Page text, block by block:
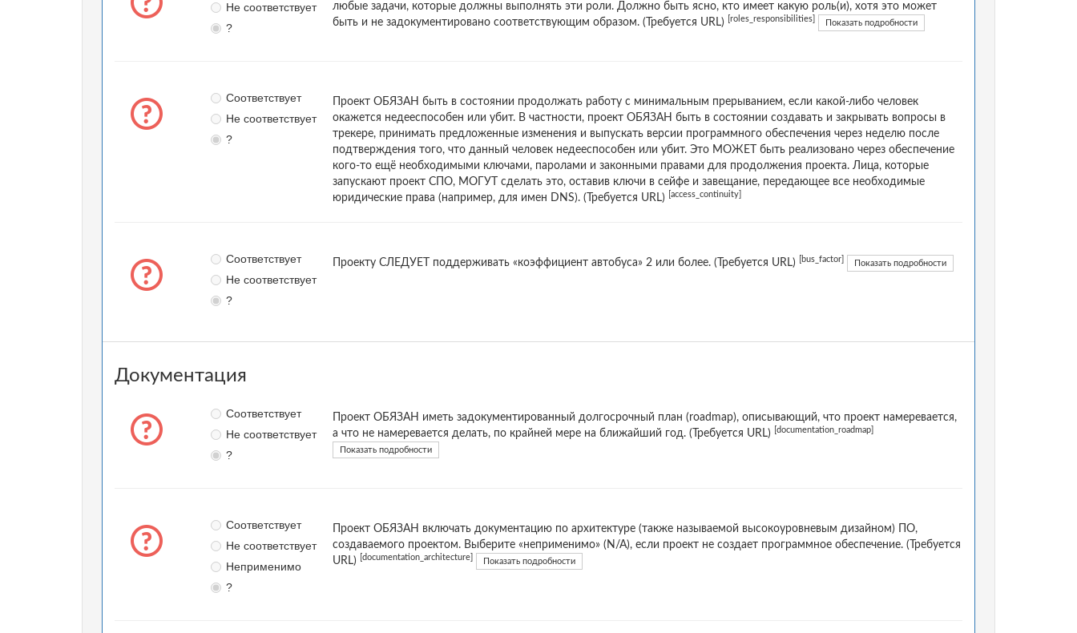
Не соответствует
?
любые задачи, которые должны выполнять эти роли. Должно быть ясно, кто имеет какую роль(и), хотя это может
быть и не задокументировано соответствующим образом. (Требуется URL)
[roles_responsibilities] Показать подробности
Соответствует
Не соответствует
?
Проект ОБЯЗАН быть в состоянии продолжать работу с минимальным прерыванием, если какой-либо человек
окажется недееспособен или убит. В частности, проект ОБЯЗАН быть в состоянии создавать и закрывать вопросы в
трекере, принимать предложенные изменения и выпускать версии программного обеспечения через неделю после
подтверждения того, что данный человек недееспособен или убит. Это МОЖЕТ быть реализовано через обеспечение
кого-то ещё необходимыми ключами, паролами и законными правами для продолжения проекта. Лица, которые
запускают проект СПО, МОГУТ сделать это, оставив ключи в сейфе и завещание, передающее все необходимые
юридические права (например, для имен DNS). (Требуется URL)
[access_continuity]
Соответствует
Не соответствует
?
Проекту СЛЕДУЕТ поддерживать «коэффициент автобуса» 2 или более. (Требуется URL) [bus_factor] Показать подробности
Документация
Соответствует
Не соответствует
?
Проект ОБЯЗАН иметь задокументированный долгосрочный план (roadmap), описывающий, что проект намеревается,
а что не намеревается делать, по крайней мере на ближайший год. (Требуется URL)
[documentation_roadmap]
Показать подробности
Соответствует
Не соответствует
Неприменимо
?
Проект ОБЯЗАН включать документацию по архитектуре (также называемой высокоуровневым дизайном) ПО,
создаваемого проектом. Выберите «неприменимо» (N/A), если проект не создает программное обеспечение. (Требуется
URL)
[documentation_architecture] Показать подробности